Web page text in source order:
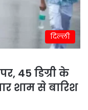
दिल्ली
45 डिग्री के
शाम से बारिश